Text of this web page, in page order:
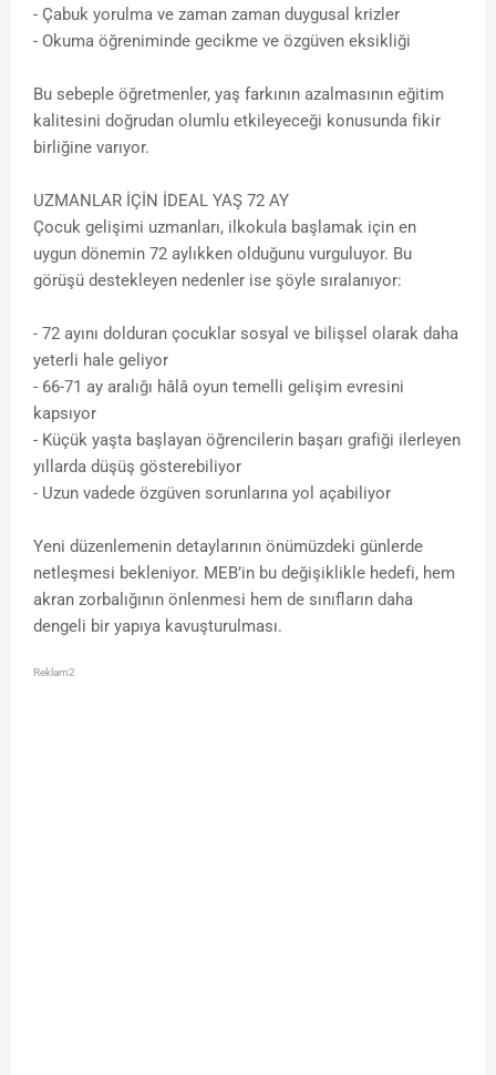
- Çabuk yorulma ve zaman zaman duygusal krizler
- Okuma öğreniminde gecikme ve özgüven eksikliği
Bu sebeple öğretmenler, yaş farkının azalmasının eğitim
kalitesini doğrudan olumlu etkileyeceği konusunda fikir
birliğine varıyor.
UZMANLAR İÇİN İDEAL YAŞ 72 AY
Çocuk gelişimi uzmanları, ilkokula başlamak için en
uygun dönemin 72 aylıkken olduğunu vurguluyor. Bu
görüşü destekleyen nedenler ise şöyle sıralanıyor:
- 72 ayını dolduran çocuklar sosyal ve bilişsel olarak daha
yeterli hale geliyor
- 66-71 ay aralığı hâlâ oyun temelli gelişim evresini
kapsıyor
- Küçük yaşta başlayan öğrencilerin başarı grafiği ilerleyen
yıllarda düşüş gösterebiliyor
- Uzun vadede özgüven sorunlarına yol açabiliyor
Yeni düzenlemenin detaylarının önümüzdeki günlerde
netleşmesi bekleniyor. MEB’in bu değişiklikle hedefi, hem
akran zorbalığının önlenmesi hem de sınıfların daha
dengeli bir yapıya kavuşturulması.
Reklam2